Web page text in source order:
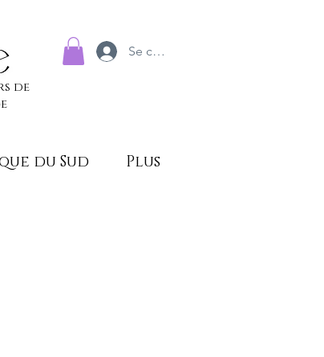
de
Se connecter
du Sud Plus